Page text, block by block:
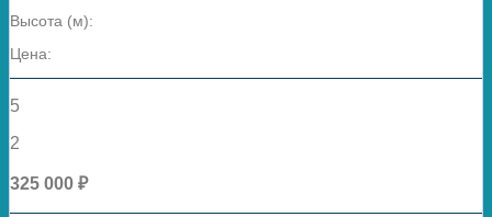
Высота (м):
Цена:
5
2
325 000 ₽